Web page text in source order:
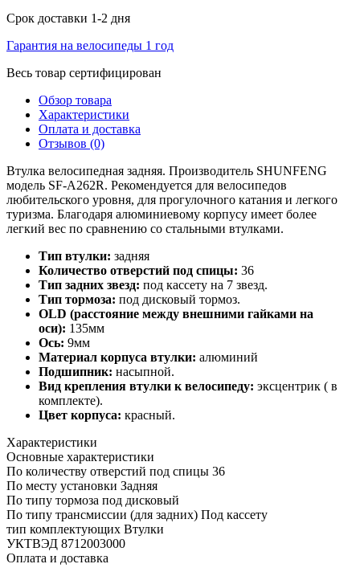
Срок доставки 1-2 дня
Гарантия на велосипеды 1 год
Весь товар сертифицирован
Обзор товара
Характеристики
Оплата и доставка
Отзывов (0)
Втулка велосипедная задняя. Производитель SHUNFENG
модель SF-A262R. Рекомендуется для велосипедов
любительского уровня, для прогулочного катания и легкого
туризма. Благодаря алюминиевому корпусу имеет более
легкий вес по сравнению со стальными втулками.
Тип втулки: задняя
Количество отверстий под спицы: 36
Тип задних звезд: под кассету на 7 звезд.
Тип тормоза: под дисковый тормоз.
OLD (расстояние между внешними гайками на
оси): 135мм
Ось: 9мм
Материал корпуса втулки: алюминий
Подшипник: насыпной.
Вид крепления втулки к велосипеду: эксцентрик ( в
комплекте).
Цвет корпуса: красный.
Характеристики
Основные характеристики
По количеству отверстий под спицы 36
По месту установки Задняя
По типу тормоза под дисковый
По типу трансмиссии (для задних) Под кассету
тип комплектующих Втулки
УКТВЭД 8712003000
Оплата и доставка